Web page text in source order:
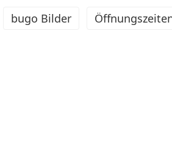
bugo Bilder